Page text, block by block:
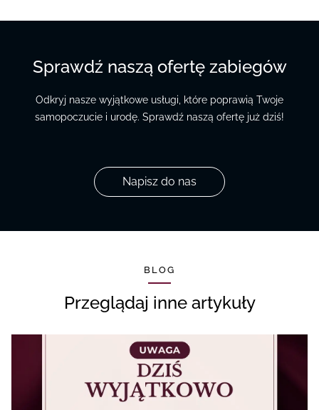
Sprawdź naszą ofertę zabiegów
Odkryj nasze wyjątkowe usługi, które poprawią Twoje
samopoczucie i urodę. Sprawdź naszą ofertę już dziś!
Napisz do nas
BLOG
Przeglądaj inne artykuły